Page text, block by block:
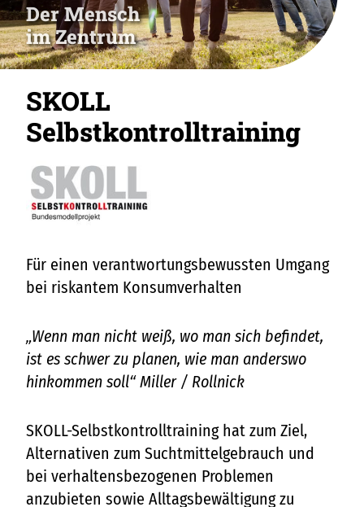
Der Mensch
im Zentrum
SKOLL
Selbstkontrolltraining
Für einen verantwortungsbewussten Umgang
bei riskantem Konsumverhalten
„Wenn man nicht weiß, wo man sich befindet,
ist es schwer zu planen, wie man anderswo
hinkommen soll“ Miller / Rollnick
SKOLL-Selbstkontrolltraining hat zum Ziel,
Alternativen zum Suchtmittelgebrauch und
bei verhaltensbezogenen Problemen
anzubieten sowie Alltagsbewältigung zu